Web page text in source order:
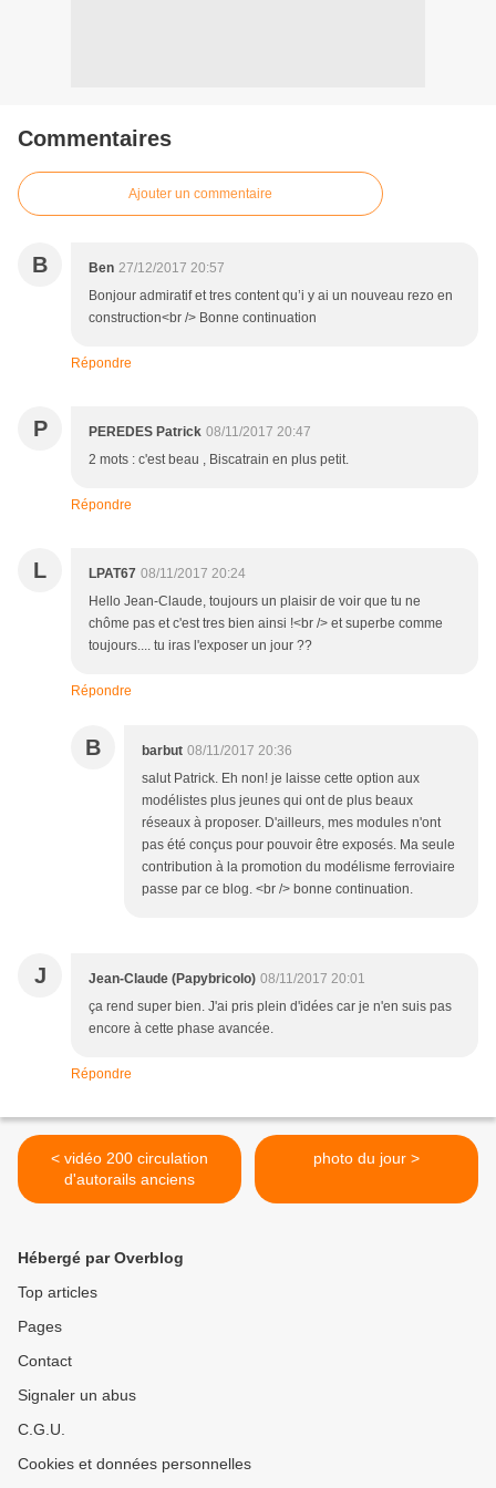
Commentaires
Ajouter un commentaire
B Ben 27/12/2017 20:57
Bonjour admiratif et tres content qu’i y ai un nouveau rezo en
construction<br /> Bonne continuation
Répondre
P PEREDES Patrick 08/11/2017 20:47
2 mots : c'est beau , Biscatrain en plus petit.
Répondre
L LPAT67 08/11/2017 20:24
Hello Jean-Claude, toujours un plaisir de voir que tu ne
chôme pas et c'est tres bien ainsi !<br /> et superbe comme
toujours.... tu iras l'exposer un jour ??
Répondre
B barbut 08/11/2017 20:36
salut Patrick. Eh non! je laisse cette option aux
modélistes plus jeunes qui ont de plus beaux
réseaux à proposer. D'ailleurs, mes modules n'ont
pas été conçus pour pouvoir être exposés. Ma seule
contribution à la promotion du modélisme ferroviaire
passe par ce blog. <br /> bonne continuation.
J Jean-Claude (Papybricolo) 08/11/2017 20:01
ça rend super bien. J'ai pris plein d'idées car je n'en suis pas
encore à cette phase avancée.
Répondre
< vidéo 200 circulation
d'autorails anciens
photo du jour >
Hébergé par Overblog
Top articles
Pages
Contact
Signaler un abus
C.G.U.
Cookies et données personnelles